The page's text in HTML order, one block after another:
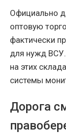
Официально
оптовую
фактически
для нужд
на этих
системы
Дорога